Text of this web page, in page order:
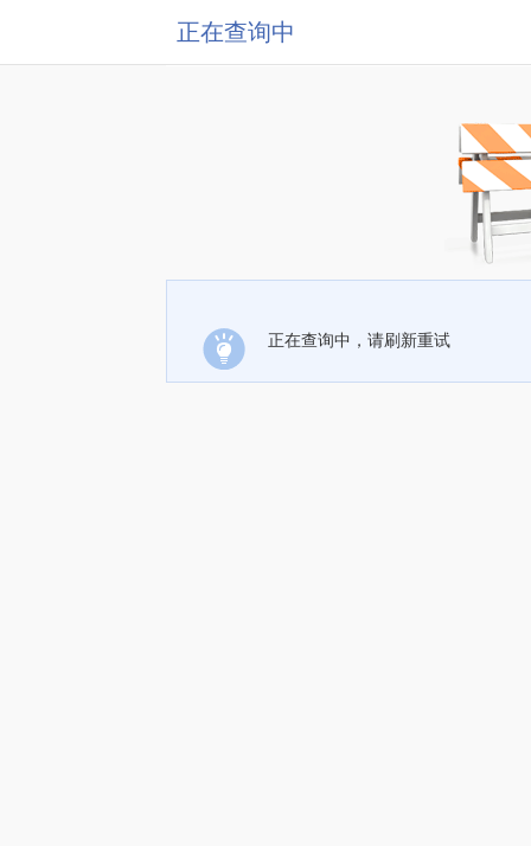
正在查询中
正在查询中，请刷新重试